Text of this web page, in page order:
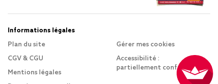
Informations légales
Plan du site
CGV & CGU
Mentions légales
Gérer mes cookies
Accessibilité :
partiellement conforme